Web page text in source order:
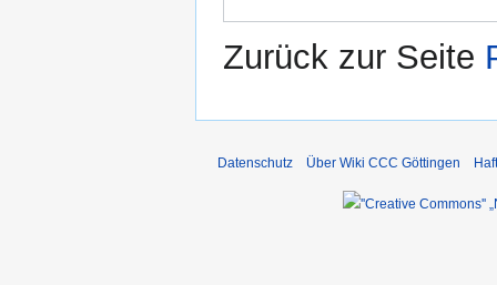
Zurück zur Seite
Datenschutz Über Wiki CCC Göttingen